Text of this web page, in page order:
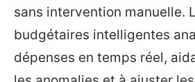
sans intervention manuelle.
budgétaires intelligentes
dépenses en temps réel,